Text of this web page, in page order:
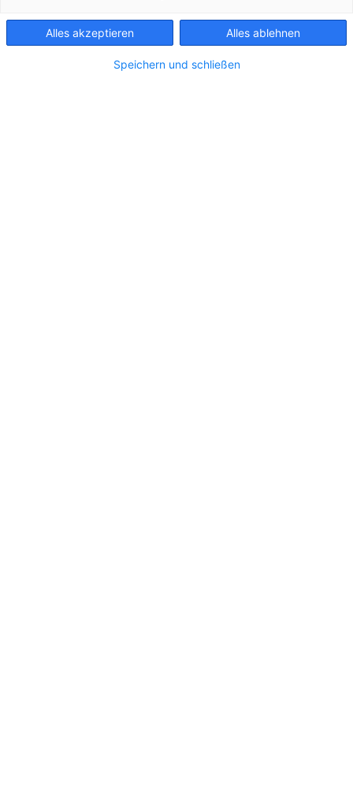
Alles akzeptieren Alles ablehnen
Speichern und schließen